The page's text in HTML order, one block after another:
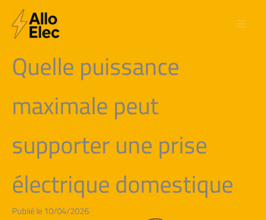
contenu
Quelle puissance
maximale peut
supporter une prise
électrique domestique
Publié le 10/04/2026